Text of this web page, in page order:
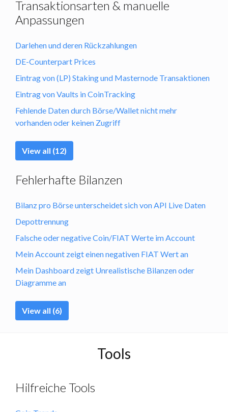
Transaktionsarten & manuelle
Anpassungen
Darlehen und deren Rückzahlungen
DE-Counterpart Prices
Eintrag von (LP) Staking und Masternode Transaktionen
Eintrag von Vaults in CoinTracking
Fehlende Daten durch Börse/Wallet nicht mehr
vorhanden oder keinen Zugriff
View all (12)
Fehlerhafte Bilanzen
Bilanz pro Börse unterscheidet sich von API Live Daten
Depottrennung
Falsche oder negative Coin/FIAT Werte im Account
Mein Account zeigt einen negativen FIAT Wert an
Mein Dashboard zeigt Unrealistische Bilanzen oder
Diagramme an
View all (6)
Tools
Hilfreiche Tools